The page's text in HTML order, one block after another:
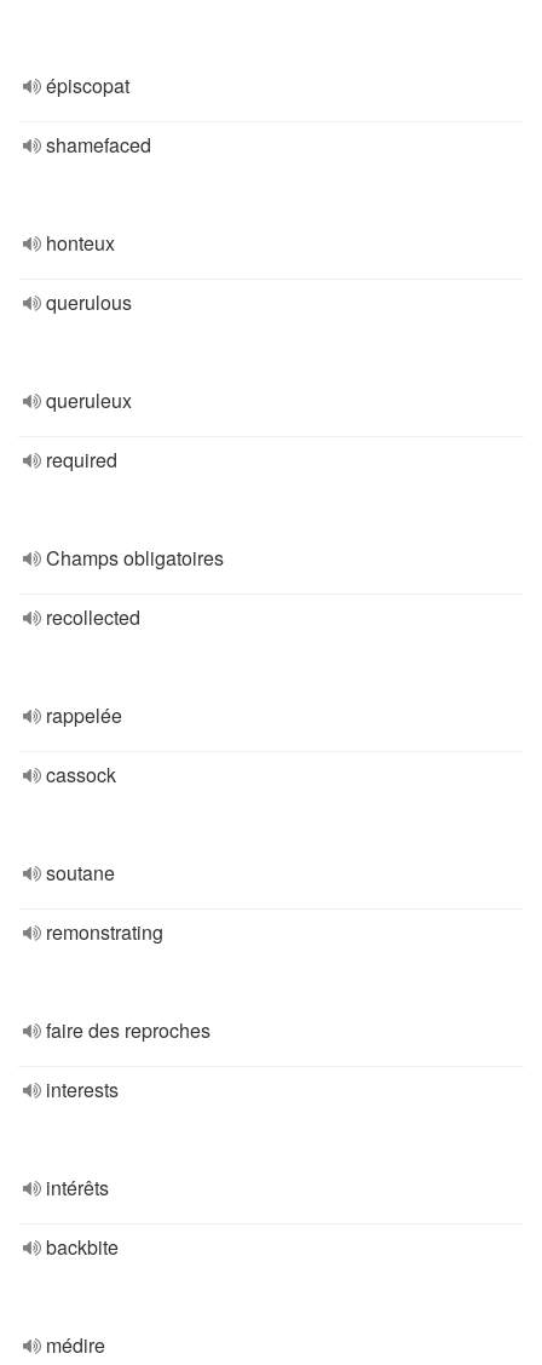
épiscopat
shamefaced
honteux
querulous
queruleux
required
Champs obligatoires
recollected
rappelée
cassock
soutane
remonstrating
faire des reproches
interests
intérêts
backbite
médire